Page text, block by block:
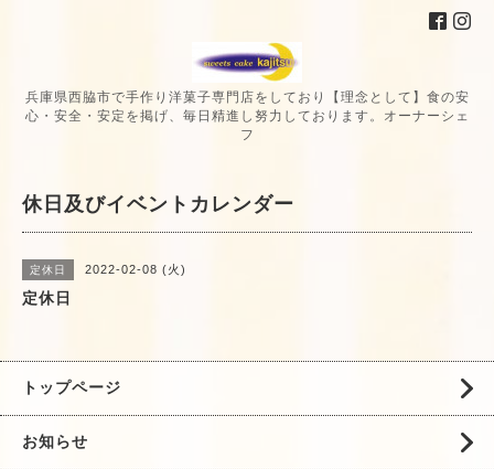
兵庫県西脇市で手作り洋菓子専門店をしており【理念として】食の安
心・安全・安定を掲げ、毎日精進し努力しております。オーナーシェ
フ
休日及びイベントカレンダー
定休日 2022-02-08 (火)
定休日
トップページ
お知らせ